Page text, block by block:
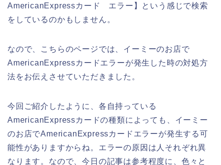
AmericanExpressカード エラー】という感じで検索
をしているのかもしません。
なので、こちらのページでは、イーミーのお店で
AmericanExpressカードエラーが発生した時の対処方
法をお伝えさせていただきました。
今回ご紹介したように、各自持っている
AmericanExpressカードの種類によっても、イーミー
のお店でAmericanExpressカードエラーが発生する可
能性がありますからね。エラーの原因は人それぞれ異
なります。なので、今日の記事は参考程度に、色々と